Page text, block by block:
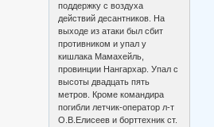
поддержку с воздуха
действий десантников. На
выходе из атаки был сбит
противником и упал у
кишлака Мамахейль,
провинции Нангархар. Упал с
высоты двадцать пять
метров. Кроме командира
погибли летчик-оператор л-т
О.В.Елисеев и борттехник ст.